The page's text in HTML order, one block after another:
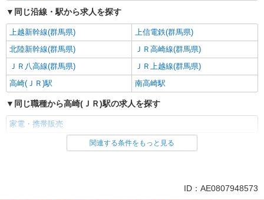
同じ沿線・駅から求人を探す
上越新幹線(群馬県)
上信電鉄(群馬県)
北陸新幹線(群馬県)
ＪＲ高崎線(群馬県)
ＪＲ八高線(群馬県)
ＪＲ上越線(群馬県)
高崎(ＪＲ)駅
南高崎駅
同じ職種から高崎(ＪＲ)駅の求人を探す
家電・携帯販売
同じ雇用形態から高崎(ＪＲ)駅の求人を探す
関連する条件をもっと見る
ID：AE0807948573